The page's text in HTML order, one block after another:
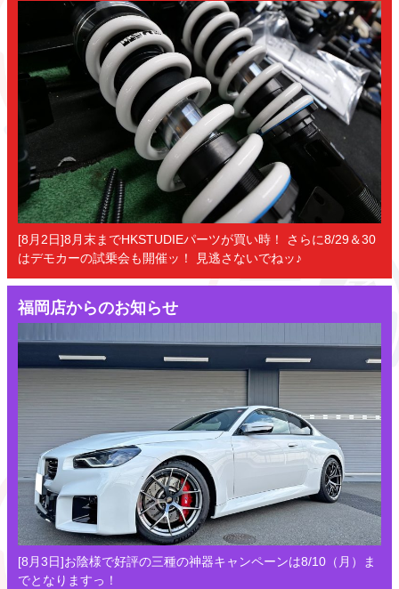
[8月2日]8月末までHKSTUDIEパーツが買い時！ さらに8/29＆30
はデモカーの試乗会も開催ッ！ 見逃さないでねッ♪
福岡店からのお知らせ
[8月3日]お陰様で好評の三種の神器キャンペーンは8/10（月）ま
でとなりますっ！